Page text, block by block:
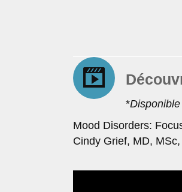
*
Mood Disorders:
Cindy Grief, MD,